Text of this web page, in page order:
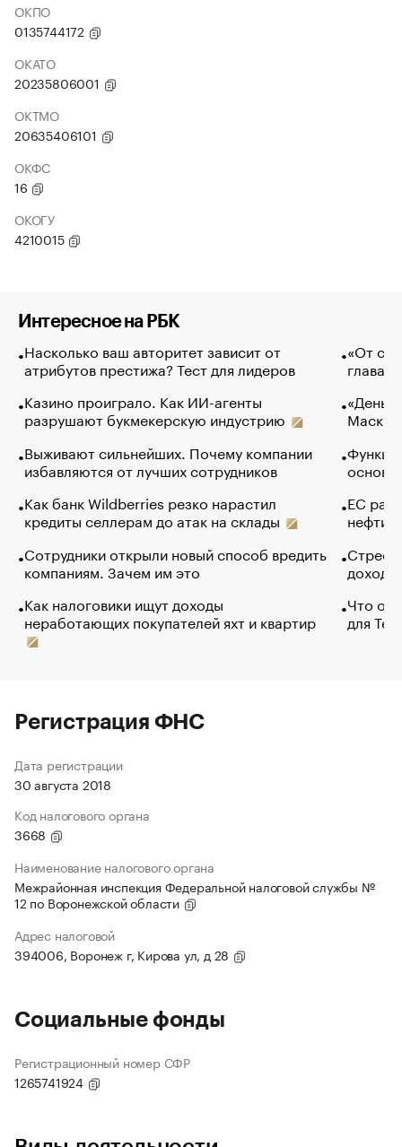
ОКПО
0135744172
ОКАТО
20235806001
ОКТМО
20635406101
ОКФС
16
ОКОГУ
4210015
Интересное на РБК
Насколько ваш авторитет зависит от
атрибутов престижа? Тест для лидеров
Казино проиграло. Как ИИ-агенты
разрушают букмекерскую индустрию
Выживают сильнейших. Почему компании
избавляются от лучших сотрудников
Как банк Wildberries резко нарастил
кредиты селлерам до атак на склады
Сотрудники открыли новый способ вредить
компаниям. Зачем им это
Как налоговики ищут доходы
неработающих покупателей яхт и квартир
«От
глава
Маск в
основ
ЕС
нефти
Что
для
Регистрация ФНС
Дата регистрации
30 августа 2018
Код налогового органа
3668
Наименование налогового органа
Межрайонная инспекция Федеральной налоговой службы №
12 по Воронежской области
Адрес налоговой
394006, Воронеж г, Кирова ул, д 28
Социальные фонды
Регистрационный номер СФР
1265741924